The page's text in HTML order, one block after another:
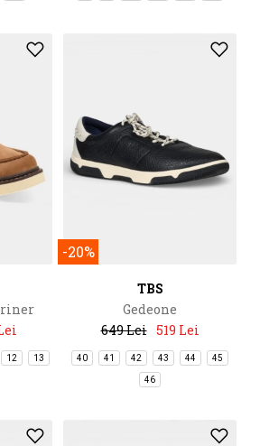
12 13
-20%
TBS
Gedeone
649 Lei 519 Lei
40 41 42 43 44 45
46